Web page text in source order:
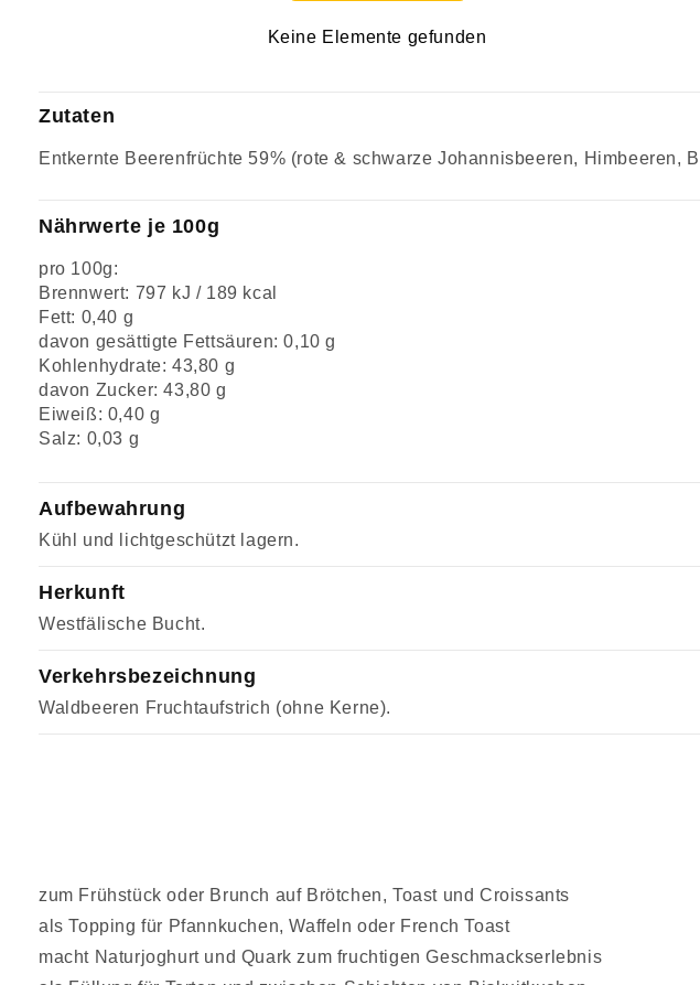
Keine Elemente gefunden
Zutaten
Entkernte Beerenfrüchte 59% (rote & schwarze Johannisbeeren,
Nährwerte je 100g
pro 100g:
Brennwert: 797 kJ / 189 kcal
Fett: 0,40 g
davon gesättigte Fettsäuren: 0,10 g
Kohlenhydrate: 43,80 g
davon Zucker: 43,80 g
Eiweiß: 0,40 g
Salz: 0,03 g
Aufbewahrung
Kühl und lichtgeschützt lagern.
Herkunft
Westfälische Bucht.
Verkehrsbezeichnung
Waldbeeren Fruchtaufstrich (ohne Kerne).
zum Frühstück oder Brunch auf Brötchen, Toast und Croissants
als Topping für Pfannkuchen, Waffeln oder French Toast
macht Naturjoghurt und Quark zum fruchtigen Geschmackserlebnis